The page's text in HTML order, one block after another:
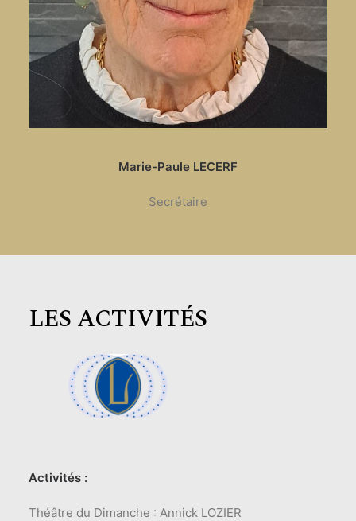
Marie-Paule LECERF
Secrétaire
LES ACTIVITÉS
Activités :
Théâtre du Dimanche : Annick LOZIER